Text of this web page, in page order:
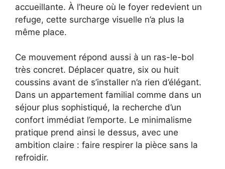
accueillante. À l’heure où le foyer redevient un
refuge, cette surcharge visuelle n’a plus la
même place.
Ce mouvement répond aussi à un ras-le-bol
très concret. Déplacer quatre, six ou huit
coussins avant de s’installer n’a rien d’élégant.
Dans un appartement familial comme dans un
séjour plus sophistiqué, la recherche d’un
confort immédiat l’emporte. Le minimalisme
pratique prend ainsi le dessus, avec une
ambition claire : faire respirer la pièce sans la
refroidir.